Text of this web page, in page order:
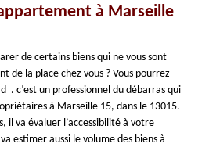
à Marseille
de certains biens qui ne vous sont
de la place chez vous ? Vous pourrez
. c’est un professionnel du débarras qui
à Marseille 15, dans le 13015.
il va évaluer l’accessibilité à votre
estimer aussi le volume des biens à